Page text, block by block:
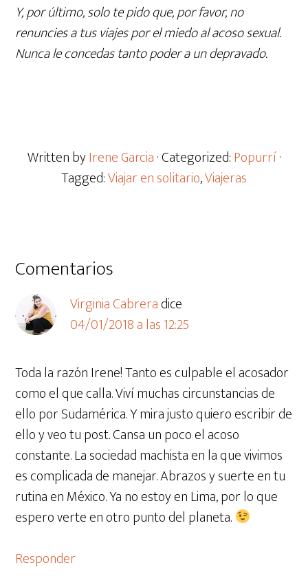
Y, por último, solo te pido que, por favor, no
renuncies a tus viajes por el miedo al acoso sexual.
Nunca le concedas tanto poder a un depravado.
Written byIrene Garcia· Categorized:Popurrí·
Tagged:Viajar en solitario,Viajeras
Comentarios
Virginia Cabreradice
04/01/2018 a las 12:25
Toda la razón Irene! Tanto es culpable el acosador
como el que calla. Viví muchas circunstancias de
ello por Sudamérica. Y mira justo quiero escribir de
ello y veo tu post. Cansa un poco el acoso
constante. La sociedad machista en la que vivimos
es complicada de manejar. Abrazos y suerte en tu
rutina en México. Ya no estoy en Lima, por lo que
espero verte en otro punto del planeta.
Responder